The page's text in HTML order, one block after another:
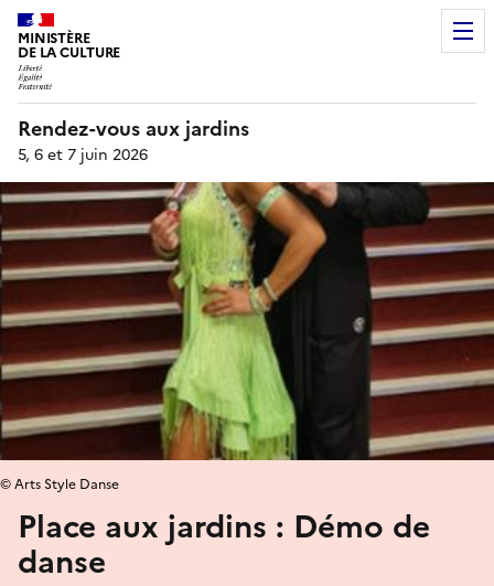
MINISTÈRE
DE LA CULTURE
Rendez-vous aux jardins
5, 6 et 7 juin 2026
Place aux jardins : Démo de
danse
© Arts Style Danse